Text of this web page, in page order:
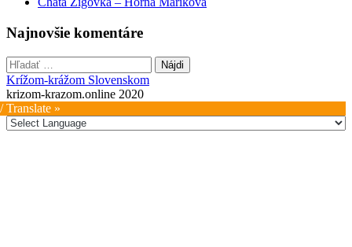
Najnovšie komentáre
Hľadať:
Krížom-krážom Slovenskom
krizom-krazom.online 2020
Translate »